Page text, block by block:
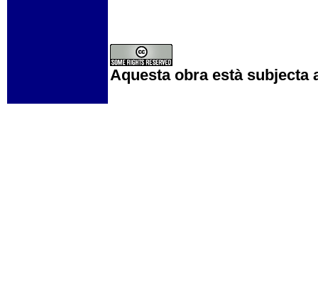
Aquesta obra està subjecta